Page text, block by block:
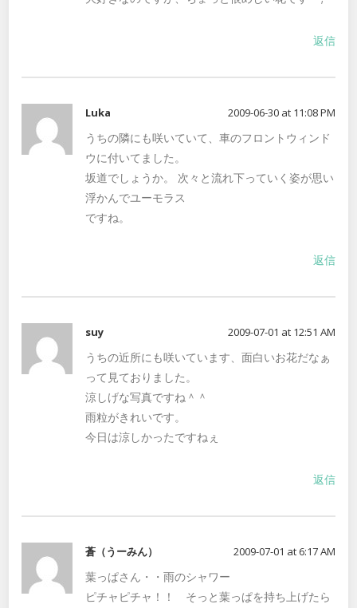
返信
Luka 2009-06-30 at 11:08 PM
うちの隣にも咲いていて、車のフロントウィンド
ウに付いてました。
坂道でしょうか。 次々と流れ下っていく姿が思い
浮かんでユーモラス
ですね。
返信
suy 2009-07-01 at 12:51 AM
うちの近所にも咲いています、面白いお花だなぁ
って見ておりました。
涼しげな写真ですね＾＾
雨粒がきれいです。
今日は涼しかったですねぇ
返信
蒼（うーみん） 2009-07-01 at 6:17 AM
葉っぱさん・・雨のシャワー
ピチャピチャ！！ そっと葉っぱを持ち上げたら